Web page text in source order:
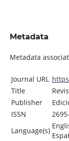
Metadata
Metadata
Journal URL
Title
Publisher
ISSN
Language(s)